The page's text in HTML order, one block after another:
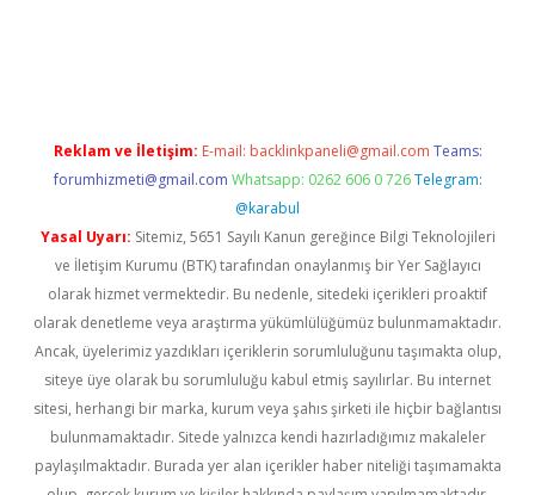
Reklam ve İletişim: E-mail: backlinkpaneli@gmail.com Teams:
forumhizmeti@gmail.com Whatsapp: 0262 606 0 726 Telegram:
@karabul
Yasal Uyarı: Sitemiz, 5651 Sayılı Kanun gereğince Bilgi Teknolojileri
ve İletişim Kurumu (BTK) tarafından onaylanmış bir Yer Sağlayıcı
olarak hizmet vermektedir. Bu nedenle, sitedeki içerikleri proaktif
olarak denetleme veya araştırma yükümlülüğümüz bulunmamaktadır.
Ancak, üyelerimiz yazdıkları içeriklerin sorumluluğunu taşımakta olup,
siteye üye olarak bu sorumluluğu kabul etmiş sayılırlar. Bu internet
sitesi, herhangi bir marka, kurum veya şahıs şirketi ile hiçbir bağlantısı
bulunmamaktadır. Sitede yalnızca kendi hazırladığımız makaleler
paylaşılmaktadır. Burada yer alan içerikler haber niteliği taşımamakta